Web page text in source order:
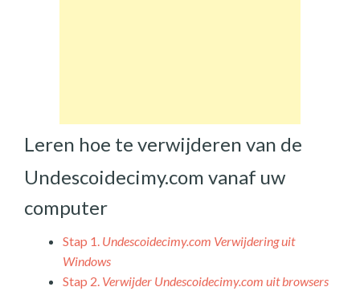
Leren hoe te verwijderen van de
Undescoidecimy.com vanaf uw
computer
Stap 1. Undescoidecimy.com Verwijdering uit
Windows
Stap 2. Verwijder Undescoidecimy.com uit browsers